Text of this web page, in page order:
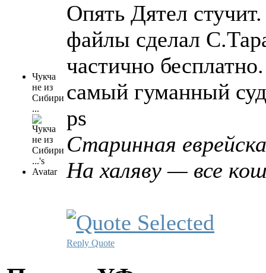
Чукча
не из
Сибири
...
Опять Дятел
файлы сделал
частично
самый гуманный
ps
Старинная
На халяву — все
Reply Quote